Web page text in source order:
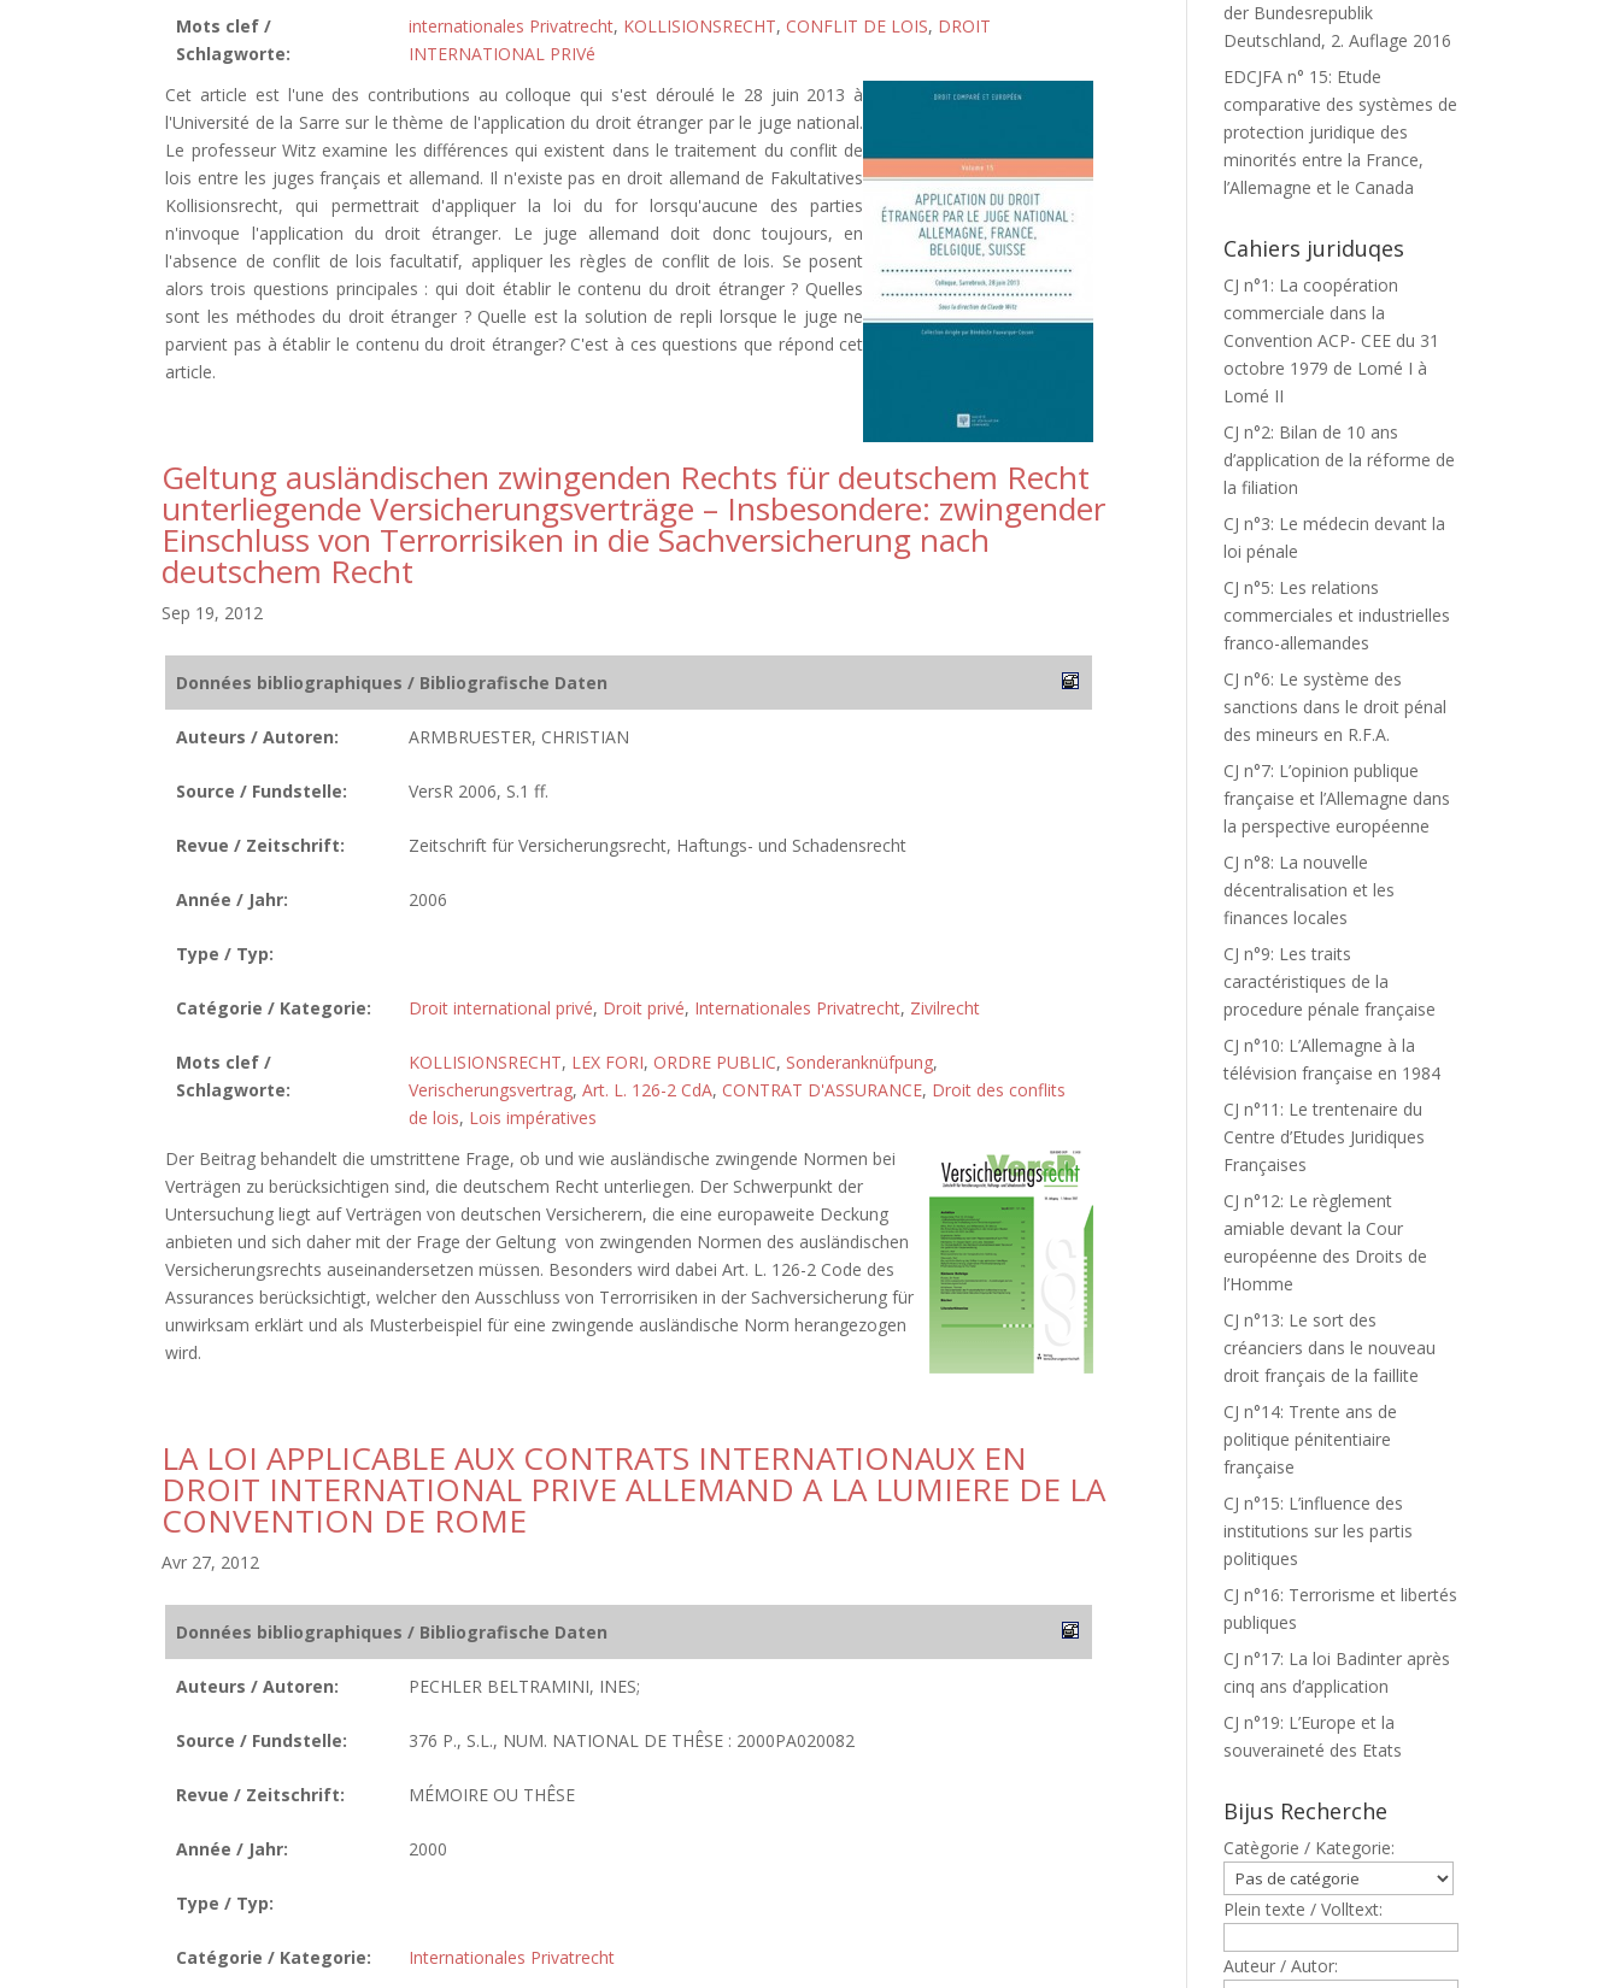
Mots clef /
Schlagworte:
internationales Privatrecht, KOLLISIONSRECHT, CONFLIT DE LOIS, DROIT
INTERNATIONAL PRIVé
Cet article est l'une des contributions au colloque qui s'est déroulé le 28 juin 2013 à
l'Université de la Sarre sur le thème de l'application du droit étranger par le juge national.
Le professeur Witz examine les différences qui existent dans le traitement du conflit de
lois entre les juges français et allemand. Il n'existe pas en droit allemand de Fakultatives
Kollisionsrecht, qui permettrait d'appliquer la loi du for lorsqu'aucune des parties
n'invoque l'application du droit étranger. Le juge allemand doit donc toujours, en
l'absence de conflit de lois facultatif, appliquer les règles de conflit de lois. Se posent
alors trois questions principales : qui doit établir le contenu du droit étranger ? Quelles
sont les méthodes du droit étranger ? Quelle est la solution de repli lorsque le juge ne
parvient pas à établir le contenu du droit étranger? C'est à ces questions que répond cet
article.
Geltung ausländischen zwingenden Rechts für deutschem Recht
unterliegende Versicherungsverträge – Insbesondere: zwingender
Einschluss von Terrorrisiken in die Sachversicherung nach
deutschem Recht
Sep 19, 2012
Données bibliographiques / Bibliografische Daten
Auteurs / Autoren: ARMBRUESTER, CHRISTIAN
Source / Fundstelle: VersR 2006, S.1 ff.
Revue / Zeitschrift: Zeitschrift für Versicherungsrecht, Haftungs- und Schadensrecht
Année / Jahr: 2006
Type / Typ:
Catégorie / Kategorie: Droit international privé, Droit privé, Internationales Privatrecht, Zivilrecht
Mots clef /
Schlagworte:
KOLLISIONSRECHT, LEX FORI, ORDRE PUBLIC, Sonderanknüfpung,
Verischerungsvertrag, Art. L. 126-2 CdA, CONTRAT D'ASSURANCE, Droit des conflits
de lois, Lois impératives
Der Beitrag behandelt die umstrittene Frage, ob und wie ausländische zwingende Normen bei
Verträgen zu berücksichtigen sind, die deutschem Recht unterliegen. Der Schwerpunkt der
Untersuchung liegt auf Verträgen von deutschen Versicherern, die eine europaweite Deckung
anbieten und sich daher mit der Frage der Geltung von zwingenden Normen des ausländischen
Versicherungsrechts auseinandersetzen müssen. Besonders wird dabei Art. L. 126-2 Code des
Assurances berücksichtigt, welcher den Ausschluss von Terrorrisiken in der Sachversicherung für
unwirksam erklärt und als Musterbeispiel für eine zwingende ausländische Norm herangezogen
wird.
LA LOI APPLICABLE AUX CONTRATS INTERNATIONAUX EN
DROIT INTERNATIONAL PRIVE ALLEMAND A LA LUMIERE DE LA
CONVENTION DE ROME
Avr 27, 2012
Données bibliographiques / Bibliografische Daten
Auteurs / Autoren: PECHLER BELTRAMINI, INES;
Source / Fundstelle: 376 P., S.L., NUM. NATIONAL DE THÊSE : 2000PA020082
Revue / Zeitschrift: MÉMOIRE OU THÊSE
Année / Jahr: 2000
Type / Typ:
Catégorie / Kategorie: Internationales Privatrecht
der Bundesrepublik
Deutschland, 2. Auflage 2016
EDCJFA n° 15: Etude
comparative des systèmes de
protection juridique des
minorités entre la France,
l’Allemagne et le Canada
Cahiers juriduqes
CJ n°1: La coopération
commerciale dans la
Convention ACP- CEE du 31
octobre 1979 de Lomé I à
Lomé II
CJ n°2: Bilan de 10 ans
d’application de la réforme de
la filiation
CJ n°3: Le médecin devant la
loi pénale
CJ n°5: Les relations
commerciales et industrielles
franco-allemandes
CJ n°6: Le système des
sanctions dans le droit pénal
des mineurs en R.F.A.
CJ n°7: L’opinion publique
française et l’Allemagne dans
la perspective européenne
CJ n°8: La nouvelle
décentralisation et les
finances locales
CJ n°9: Les traits
caractéristiques de la
procedure pénale française
CJ n°10: L’Allemagne à la
télévision française en 1984
CJ n°11: Le trentenaire du
Centre d’Etudes Juridiques
Françaises
CJ n°12: Le règlement
amiable devant la Cour
européenne des Droits de
l’Homme
CJ n°13: Le sort des
créanciers dans le nouveau
droit français de la faillite
CJ n°14: Trente ans de
politique pénitentiaire
française
CJ n°15: L’influence des
institutions sur les partis
politiques
CJ n°16: Terrorisme et libertés
publiques
CJ n°17: La loi Badinter après
cinq ans d’application
CJ n°19: L’Europe et la
souveraineté des Etats
Bijus Recherche
Catègorie / Kategorie:
Plein texte / Volltext:
Auteur / Autor: